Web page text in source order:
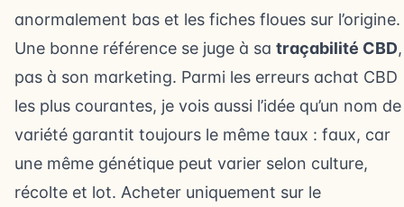
anormalement bas et les fiches floues sur l’origine.
Une bonne référence se juge à sa traçabilité CBD,
pas à son marketing. Parmi les erreurs achat CBD
les plus courantes, je vois aussi l’idée qu’un nom de
variété garantit toujours le même taux : faux, car
une même génétique peut varier selon culture,
récolte et lot. Acheter uniquement sur le